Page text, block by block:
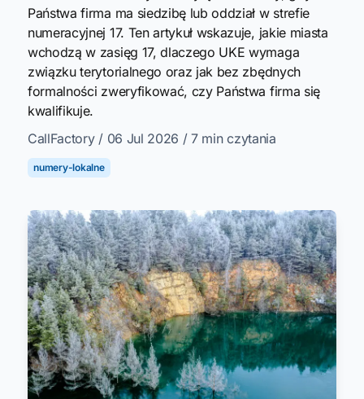
Państwa firma ma siedzibę lub oddział w strefie
numeracyjnej 17. Ten artykuł wskazuje, jakie miasta
wchodzą w zasięg 17, dlaczego UKE wymaga
związku terytorialnego oraz jak bez zbędnych
formalności zweryfikować, czy Państwa firma się
kwalifikuje.
CallFactory / 06 Jul 2026 / 7 min czytania
numery-lokalne